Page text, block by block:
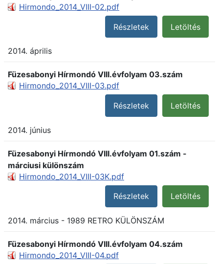
Hirmondo_2014_VIII-02.pdf
Letöltés
Részletek
2014. április
Füzesabonyi Hírmondó VIII.évfolyam 03.szám
Hirmondo_2014_VIII-03.pdf
Letöltés
Részletek
2014. június
Füzesabonyi Hírmondó VIII.évfolyam 01.szám -
márciusi különszám
Hirmondo_2014_VIII-03K.pdf
Letöltés
Részletek
2014. március - 1989 RETRO KÜLÖNSZÁM
Füzesabonyi Hírmondó VIII.évfolyam 04.szám
Hirmondo_2014_VIII-04.pdf